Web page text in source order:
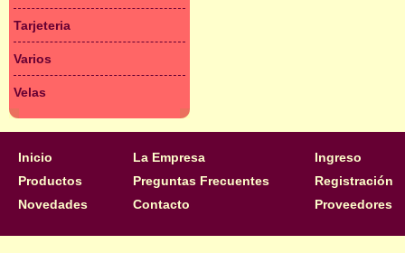
Tarjeteria
Varios
Velas
Inicio
Productos
Novedades
La Empresa
Preguntas Frecuentes
Contacto
Ingreso
Registración
Proveedores